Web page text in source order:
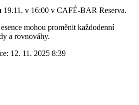
19.11. v 16:00 v CAFÉ-BAR Reserva.
mohou proměnit každodenní
a rovnováhy.
12. 11. 2025 8:39